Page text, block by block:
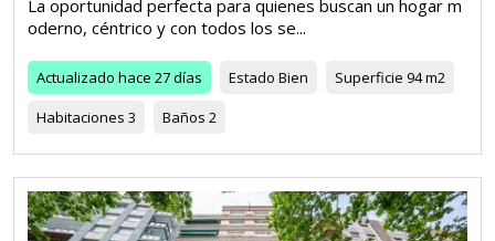
La oportunidad perfecta para quienes buscan un hogar m
oderno, céntrico y con todos los se...
Actualizado hace 27 días Estado Bien Superficie 94 m2
Habitaciones 3 Baños 2